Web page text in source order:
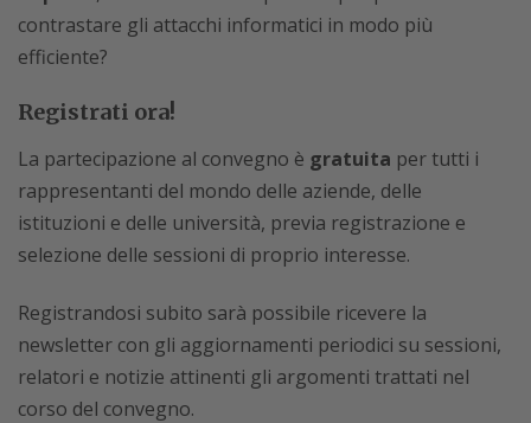
contrastare gli attacchi informatici in modo più
efficiente?
Registrati ora!
La partecipazione al convegno è gratuita per tutti i
rappresentanti del mondo delle aziende, delle
istituzioni e delle università, previa registrazione e
selezione delle sessioni di proprio interesse.
Registrandosi subito sarà possibile ricevere la
newsletter con gli aggiornamenti periodici su sessioni,
relatori e notizie attinenti gli argomenti trattati nel
corso del convegno.